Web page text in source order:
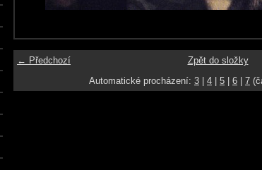
← Předchozí
Zpět do složky
Automatické procházení: 3 4 5 6 7